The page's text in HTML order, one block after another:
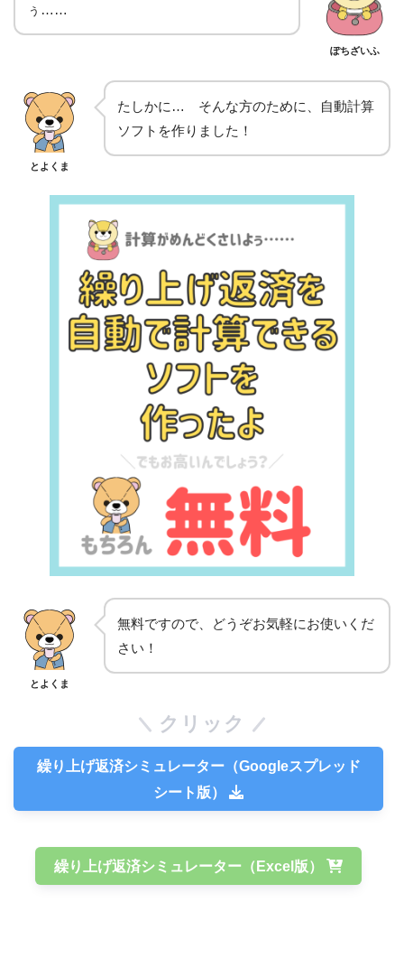
ぅ……
ぽちざいふ
とよくま
たしかに… そんな方のために、自動計算
ソフトを作りました！
とよくま
無料ですので、どうぞお気軽にお使いくだ
さい！
クリック
繰り上げ返済シミュレーター（Googleスプレッド
シート版）
繰り上げ返済シミュレーター（Excel版）